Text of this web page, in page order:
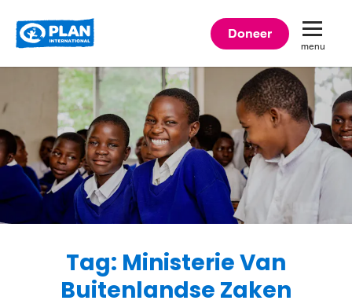
Doneer
menu
Tag: Ministerie Van
Buitenlandse Zaken